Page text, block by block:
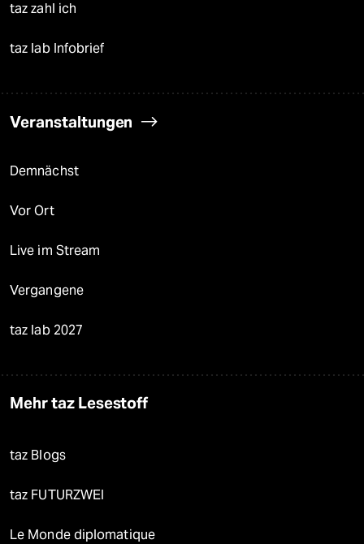
taz zahl ich
taz lab Infobrief
Veranstaltungen
Demnächst
Vor Ort
Live im Stream
Vergangene
taz lab 2027
Mehr taz Lesestoff
taz Blogs
taz FUTURZWEI
Le Monde diplomatique